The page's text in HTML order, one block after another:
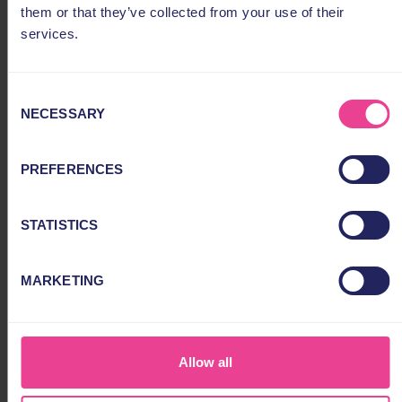
them or that they’ve collected from your use of their
services.
Selection
NECESSARY
PREFERENCES
STATISTICS
MARKETING
Allow all
7.1 Die Kündigung des Vertrags hat in Textform, mit
entnehmen Sie der Lizenz- und
auf die Zurverfügungstellung der myoncare Plattform
7.4 Sonderkündigungsrecht:
die myon.clinic Inhalte und Leistungen ohne vorherige